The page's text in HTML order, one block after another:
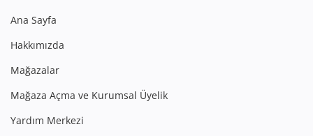
Ana Sayfa
Hakkımızda
Mağazalar
Mağaza Açma ve Kurumsal Üyelik
Yardım Merkezi